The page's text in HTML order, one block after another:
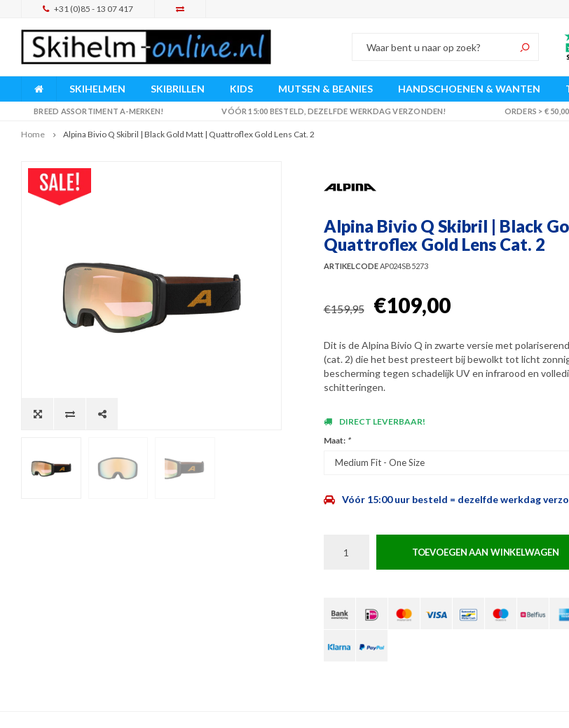
+31 (0)85 - 13 07 417
SKIHELMEN SKIBRILLEN KIDS MUTSEN & BEANIES HANDSCHOENEN & WANTEN
BREED ASSORTIMENT A-MERKEN! VÓÓR 15:00 BESTELD, DEZELFDE WERKDAG VERZONDEN! ORDERS > €
Home Alpina Bivio Q Skibril | Black Gold Matt | Quattroflex Gold Lens Cat. 2
Alpina Bivio Q Skibril | Black
Quattroflex Gold Lens Cat. 2
ARTIKELCODEAP024SB5273
€159,95 €109,00
Dit is de Alpina Bivio Q in zwarte versie met
(cat. 2) die het best presteert bij bewolkt tot licht
bescherming tegen schadelijk UV en infrarood en
schitteringen.
DIRECT LEVERBAAR!
Maat: *
Medium Fit - One Size
Vóór 15:00 uur besteld = dezelfde werkdag
TOEVOEGEN AAN WINKELWAGEN